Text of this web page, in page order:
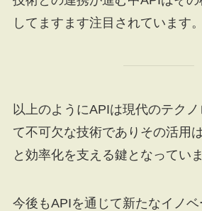
してますます注目されています。
以上のようにAPIは現代のテク
て不可欠な技術でありその活用
と効率化を支える鍵となっていま
今後もAPIを通じて新たなイノ